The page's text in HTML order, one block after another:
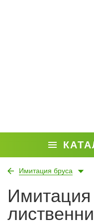
Имитация бруса
Имитация